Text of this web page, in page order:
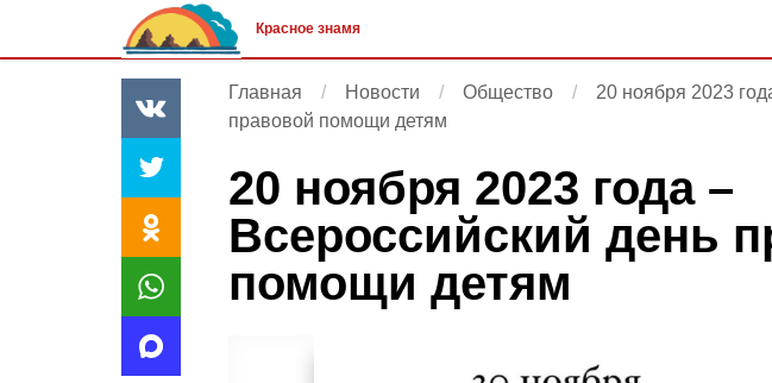
Красное знамя
Главная Новости Общество
20 ноября 2023
правовой помощи детям
20 ноября 2023 года –
Всероссийский день
помощи детям